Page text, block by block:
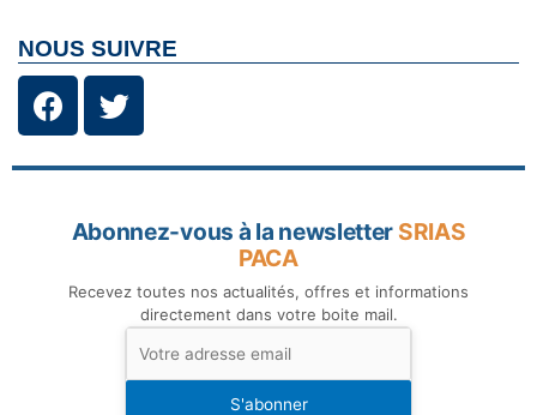
NOUS SUIVRE
Abonnez-vous à la newsletter SRIAS
PACA
Recevez toutes nos actualités, offres et informations
directement dans votre boite mail.
S'abonner